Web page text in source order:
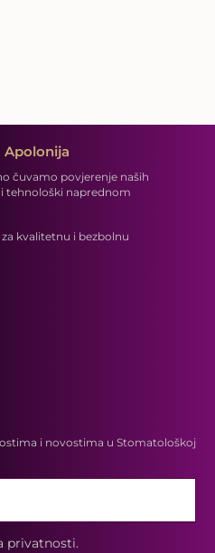
čuvamo povjerenje naših
tehnološki naprednom
kvalitetnu i bezbolnu
i novostima u Stomatološkoj
privatnosti.